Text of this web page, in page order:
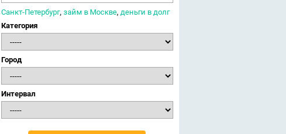
Санкт-Петербург, займ в Москве, деньги в долг
Категория
Город
Интервал